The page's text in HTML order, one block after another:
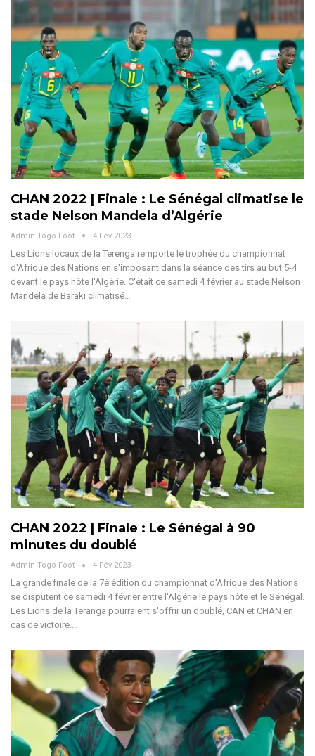
CHAN 2022 | Finale : Le Sénégal climatise le
stade Nelson Mandela d’Algérie
Admin Togo Foot 4 Fév 2023
Les Lions locaux de la Terenga remporte le trophée du championnat
d'Afrique des Nations en s'imposant dans la séance des tirs au but 5-4
devant le pays hôte l'Algérie. C'était ce samedi 4 février au stade Nelson
Mandela de Baraki climatisé…
CHAN 2022 | Finale : Le Sénégal à 90
minutes du doublé
Admin Togo Foot 4 Fév 2023
La grande finale de la 7è édition du championnat d'Afrique des Nations
se disputent ce samedi 4 février entre l'Algérie le pays hôte et le Sénégal.
Les Lions de la Teranga pourraient s'offrir un doublé, CAN et CHAN en
cas de victoire.…